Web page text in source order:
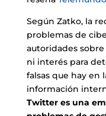
Según Zatko, la
problemas de
autoridades
ni interés para
falsas que hay en
información
Twitter es una